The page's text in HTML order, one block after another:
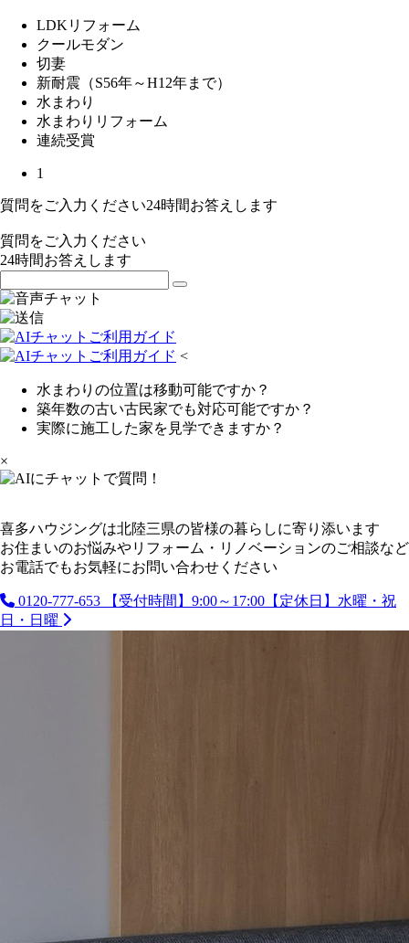
LDKリフォーム
クールモダン
切妻
新耐震（S56年～H12年まで）
水まわり
水まわりリフォーム
連続受賞
1
質問をご入力ください24時間お答えします
質問をご入力ください
24時間お答えします
<
水まわりの位置は移動可能ですか？
築年数の古い古民家でも対応可能ですか？
実際に施工した家を見学できますか？
×
喜多ハウジングは北陸三県の皆様の暮らしに寄り添います
お住まいのお悩みやリフォーム・リノベーションのご相談など
お電話でもお気軽にお問い合わせください
0120-777-653
【受付時間】9:00～17:00【定休日】水曜・祝
日・日曜